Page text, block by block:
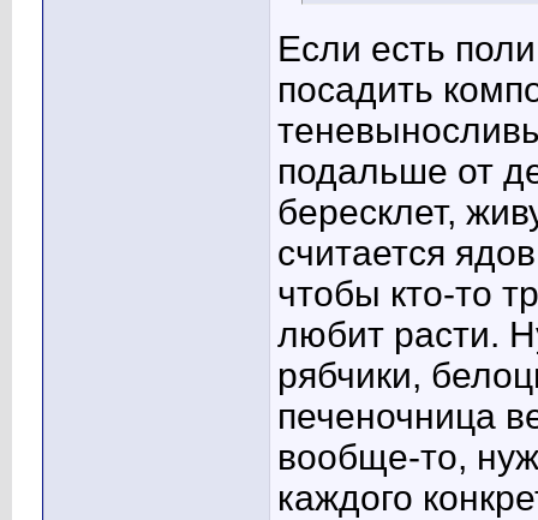
Если есть
посадить
подальше от
бересклет,
считается
чтобы кто-то
любит расти.
рябчики,
печеночница
вообще-то,
каждого